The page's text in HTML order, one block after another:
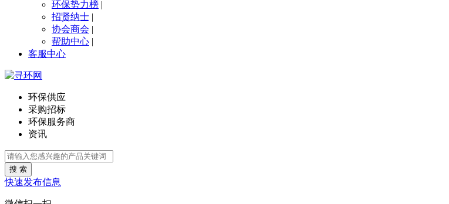
环保势力榜 |
招贤纳士 |
协会商会 |
帮助中心 |
客服中心
环保供应
采购招标
环保服务商
资讯
搜 索
快速发布信息